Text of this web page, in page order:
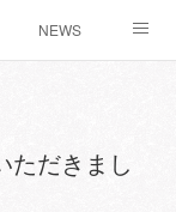
NEWS
ただきまし